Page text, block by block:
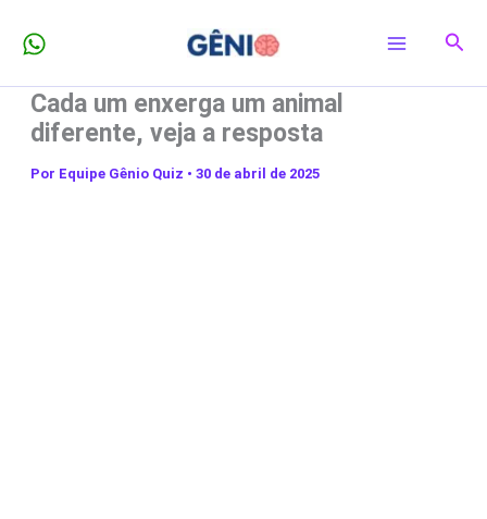
para
conteúdo
Cada um enxerga um animal
diferente, veja a resposta
Por Equipe Gênio Quiz • 30 de abril de 2025